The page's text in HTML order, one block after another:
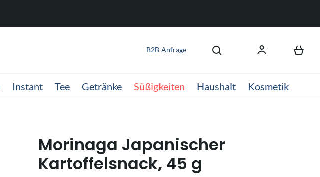
B2B Anfrage
Instant Tee Getränke Süßigkeiten Haushalt Kosmetik
Morinaga Japanischer
Kartoffelsnack, 45 g